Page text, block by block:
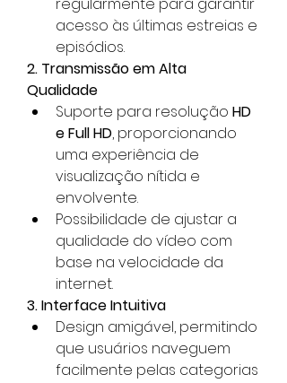
acesso às últimas estreias e
episódios.
2. Transmissão em Alta
Qualidade
Suporte para resolução HD
e Full HD, proporcionando
uma experiência de
visualização nítida e
envolvente.
Possibilidade de ajustar a
qualidade do vídeo com
base na velocidade da
internet.
3. Interface Intuitiva
Design amigável, permitindo
que usuários naveguem
facilmente pelas categorias